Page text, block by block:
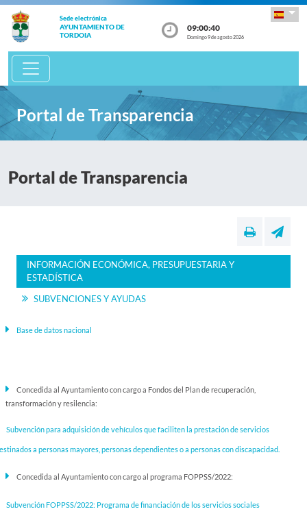
Sede electrónica
AYUNTAMIENTO DE
TORDOIA
09:00:40
Domingo 9 de agosto 2026
Portal de Transparencia
Portal de Transparencia
INFORMACIÓN ECONÓMICA, PRESUPUESTARIA Y
ESTADÍSTICA
SUBVENCIONES Y AYUDAS
Base de datos nacional
Concedida al Ayuntamiento con cargo a Fondos del Plan de recuperación,
transformación y resilencia:
Subvención para adquisición de vehículos que faciliten la prestación de servicios
a personas mayores, personas dependientes o a personas con discapacidad.
Concedida al Ayuntamiento con cargo al programa FOPPSS/2022:
Subvención FOPPSS/2022: Programa de financiación de los servicios sociales